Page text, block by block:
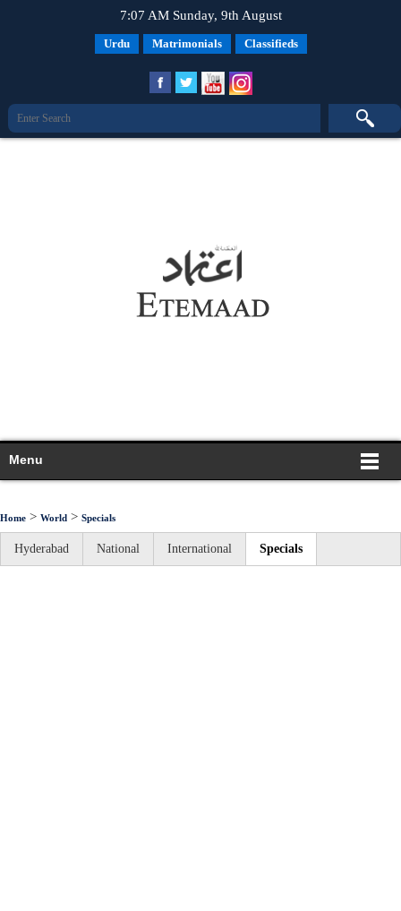
7:07 AM Sunday, 9th August
Urdu Matrimonials Classifieds
Menu
Home > World > Specials
Hyderabad National International Specials